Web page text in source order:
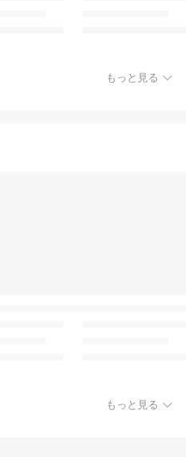
もっと見る
もっと見る